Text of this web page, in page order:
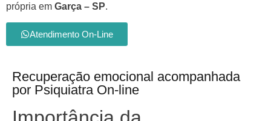
própria em Garça – SP.
Atendimento On-Line
Recuperação emocional acompanhada
por Psiquiatra On-line